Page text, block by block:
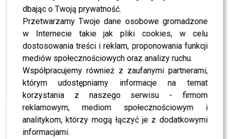
dbając o Twoją prywatność.
Przetwarzamy Twoje dane osobowe gromadzone
w Internecie takie jak pliki cookies, w celu
dostosowania treści i reklam, proponowania funkcji
mediów społecznościowych oraz analizy ruchu.
Współpracujemy również z zaufanymi partnerami,
którym udostępniamy informacje na temat
korzystania z naszego serwisu - firmom
reklamowym, mediom społecznościowym i
analitykom, którzy mogą łączyć je z dodatkowymi
informacjami.
Po przeniesieniu programu do PolsatuStefano
Terrazzinokontynuował swoją imponującą passę. Jego
partnerkami były kolejnoAneta Zając,Agnieszka
Sienkiewicz,Małgorzata Pieńkowska,
Cichosz,Agnieszka Radwańska,Julia Wieniawaoraz
Izabela Małysz. W parze zAnetą Zająci
Agnieszką
Sienkiewiczponownie zwyciężył, triumfując w
pierwszej i drugiej edycji programu emitowanej w
Polsacie. Każda z tych edycji potwierdzała, że Terrazzino
potrafi wydobyć z partnerów maksimum potencjału,